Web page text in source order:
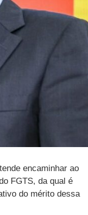
encaminhar ao
FGTS, da qual é
do mérito dessa